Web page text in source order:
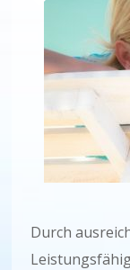
Durch